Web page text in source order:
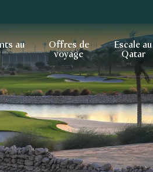
au Offres de
voyage
Escale au
Qatar